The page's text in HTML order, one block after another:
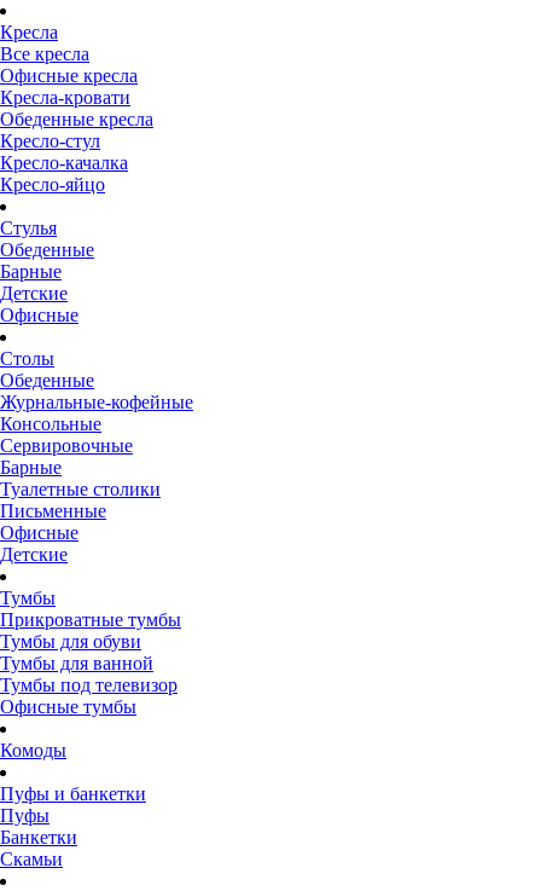
Кресла
Все кресла
Офисные кресла
Кресла-кровати
Обеденные кресла
Кресло-стул
Кресло-качалка
Кресло-яйцо
Стулья
Обеденные
Барные
Детские
Офисные
Столы
Обеденные
Журнальные-кофейные
Консольные
Сервировочные
Барные
Туалетные столики
Письменные
Офисные
Детские
Тумбы
Прикроватные тумбы
Тумбы для обуви
Тумбы для ванной
Тумбы под телевизор
Офисные тумбы
Комоды
Пуфы и банкетки
Пуфы
Банкетки
Скамьи